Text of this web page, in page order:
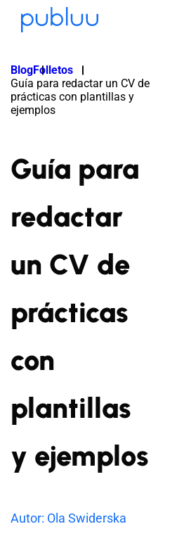
BlogFolletos
Guía para redactar un CV de
prácticas con plantillas y
ejemplos
Guía para
redactar
un CV de
prácticas
con
plantillas
y ejemplos
Autor: Ola Swiderska